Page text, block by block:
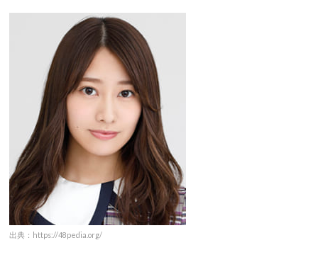
出典：https://48pedia.org/